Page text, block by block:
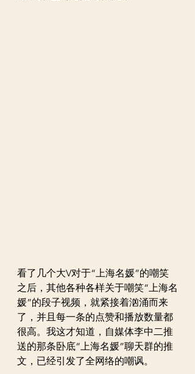
看了几个大V对于“上海名媛”的嘲笑
之后，其他各种各样关于嘲笑“上海名
媛”的段子视频，就紧接着汹涌而来
了，并且每一条的点赞和播放数量都
很高。我这才知道，自媒体李中二推
送的那条卧底“上海名媛”聊天群的推
文，已经引发了全网络的嘲讽。